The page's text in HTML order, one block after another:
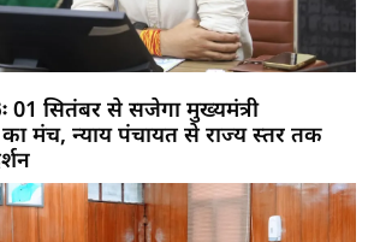
सितंबर से सजेगा मुख्यमंत्री
का मंच, न्याय पंचायत से राज्य स्तर तक